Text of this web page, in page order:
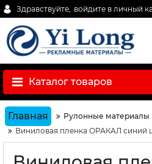
Здравствуйте, войдите в личный
Каталог товаров
Главная Рулонные материалы
Виниловая пленка ОРАКАЛ cиний